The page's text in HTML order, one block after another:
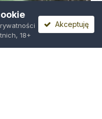
18+
Akceptuję